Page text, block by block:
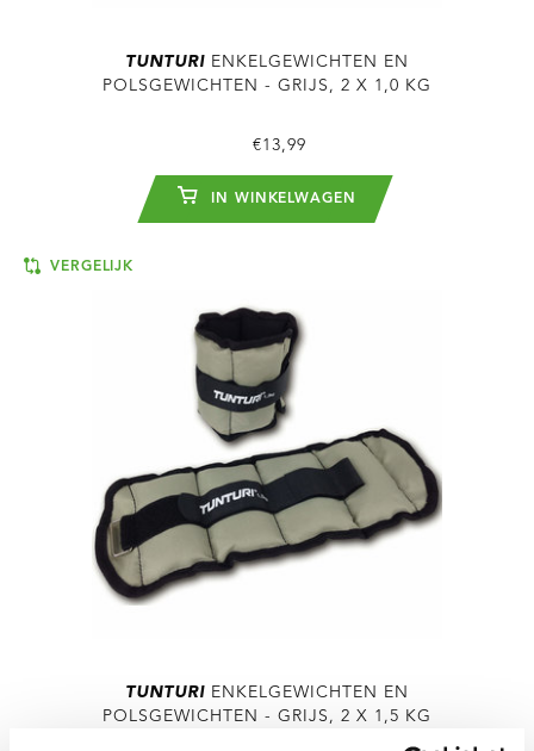
TUNTURI ENKELGEWICHTEN EN
POLSGEWICHTEN - GRIJS, 2 X 1,0 KG
€13,99
IN WINKELWAGEN
VERGELIJK
TUNTURI ENKELGEWICHTEN EN
POLSGEWICHTEN - GRIJS, 2 X 1,5 KG